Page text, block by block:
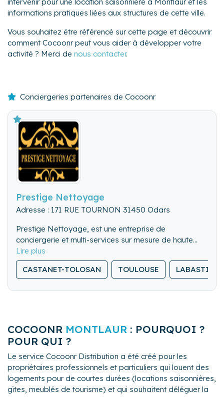
informations pratiques liées aux structures de cette ville.
Vous souhaitez être référencé sur cette page et découvrir
comment Cocoonr peut vous aider à développer votre
activité ? Merci de nous contacter.
Conciergeries partenaires de Cocoonr
Prestige Nettoyage
Adresse : 171 RUE TOURNON 31450 Odars
Prestige Nettoyage, est une entreprise de
conciergerie et multi-services sur mesure de haute
qualité qui s'adapte à vos besoins.
Nous nous occupons de logements à Toulouse et
dans les communes au sud ouest de la ville, à 20 km
CASTANET-TOLOSAN TOULOUSE
COCOONR MONTLAUR : POURQUOI ?
POUR QUI ?
Le service Cocoonr Distribution a été créé pour les
propriétaires professionnels et particuliers qui louent des
logements pour de courtes durées (locations saisonnières,
gîtes, meublés de tourisme) et qui souhaitent déléguer la